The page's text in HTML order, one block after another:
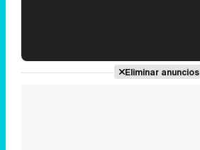
Eliminar anuncios